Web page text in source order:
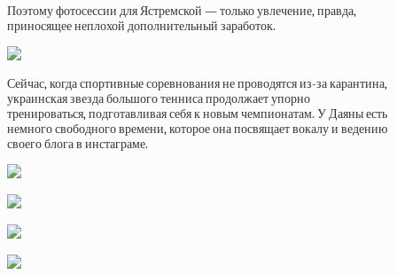
Поэтому фотосессии для Ястремской — только увлечение, правда,
приносящее неплохой дополнительный заработок.
Сейчас, когда спортивные соревнования не проводятся из-за карантина,
украинская звезда большого тенниса продолжает упорно
тренироваться, подготавливая себя к новым чемпионатам. У Даяны есть
немного свободного времени, которое она посвящает вокалу и ведению
своего блога в инстаграме.